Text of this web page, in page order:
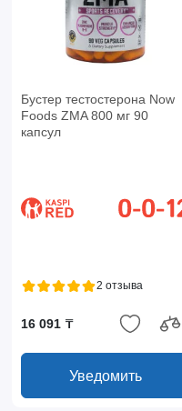
Бустер тестостерона Now
Foods ZMA 800 мг 90
капсул
2 отзыва
16 091 ₸
Уведомить